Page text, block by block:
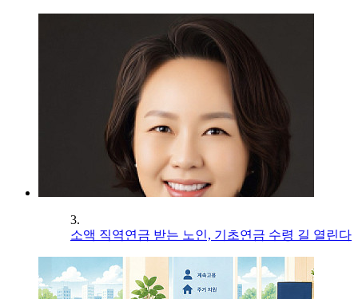
3.
소액 직역연금 받는 노인, 기초연금 수령 길 열린다